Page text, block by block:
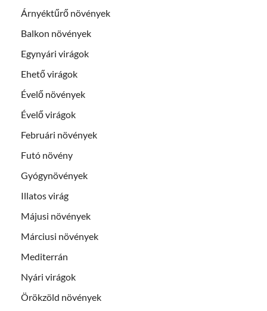
Árnyéktűrő növények
Balkon növények
Egynyári virágok
Ehető virágok
Évelő növények
Évelő virágok
Februári növények
Futó növény
Gyógynövények
Illatos virág
Májusi növények
Márciusi növények
Mediterrán
Nyári virágok
Örökzöld növények